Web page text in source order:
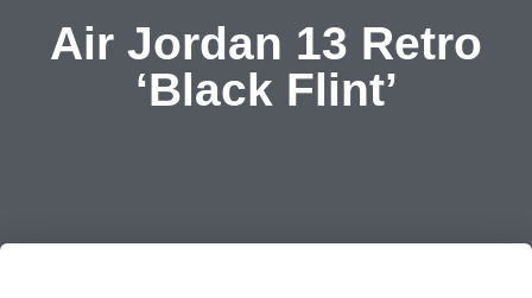
Air Jordan 13 Retro
‘Black Flint’